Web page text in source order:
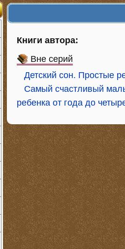
Книги автора:
Вне серий
Детский сон. Простые
Самый счастливый
ребенка от года до